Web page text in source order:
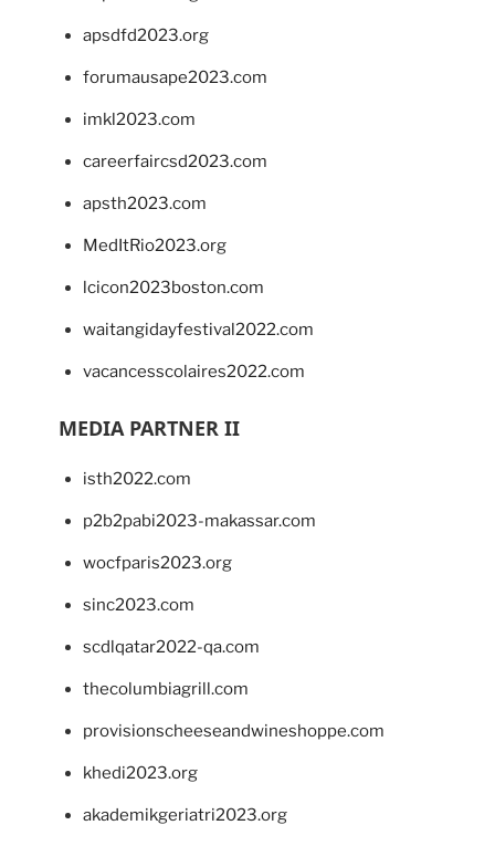
apsdfd2023.org
forumausape2023.com
imkl2023.com
careerfaircsd2023.com
apsth2023.com
MedItRio2023.org
lcicon2023boston.com
waitangidayfestival2022.com
vacancesscolaires2022.com
MEDIA PARTNER II
isth2022.com
p2b2pabi2023-makassar.com
wocfparis2023.org
sinc2023.com
scdlqatar2022-qa.com
thecolumbiagrill.com
provisionscheeseandwineshoppe.com
khedi2023.org
akademikgeriatri2023.org